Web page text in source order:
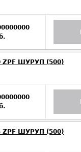
ZPF ШУРУП (500)
ZPF ШУРУП (500)